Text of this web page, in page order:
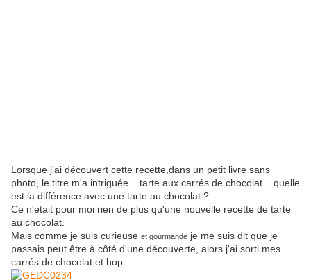
Lorsque j'ai découvert cette recette,dans un petit livre sans
photo, le titre m'a intriguée... tarte aux carrés de chocolat... quelle
est la différence avec une tarte au chocolat ?
Ce n'etait pour moi rien de plus qu'une nouvelle recette de tarte
au chocolat.
Mais comme je suis curieuse et gourmande je me suis dit que je
passais peut être à côté d'une découverte, alors j'ai sorti mes
carrés de chocolat et hop...